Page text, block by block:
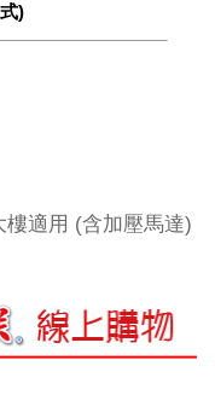
)
適用 (含加壓馬達)